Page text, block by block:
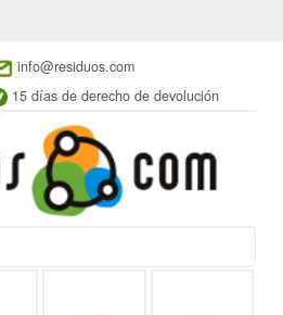
info@residuos.com
15 días de derecho de devolución